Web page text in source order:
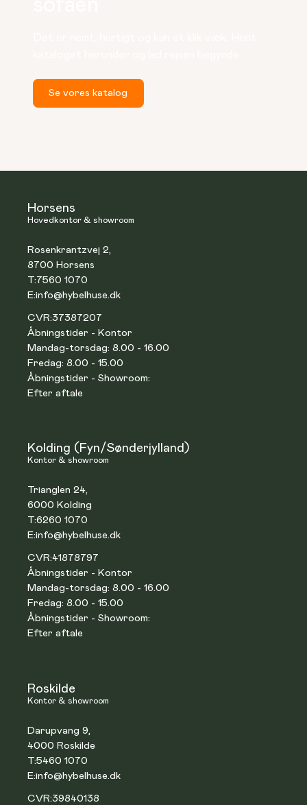
Se vores katalog
Horsens
Hovedkontor & showroom
Rosenkrantzvej 2,
8700 Horsens
T:7560 1070
E:info@hybelhuse.dk
CVR:37387207
Åbningstider - Kontor
Mandag-torsdag: 8.00 - 16.00
Fredag: 8.00 - 15.00
Åbningstider - Showroom:
Efter aftale
Kolding (Fyn/Sønderjylland)
Kontor & showroom
Trianglen 24,
6000 Kolding
T:6260 1070
E:info@hybelhuse.dk
CVR:41878797
Åbningstider - Kontor
Mandag-torsdag: 8.00 - 16.00
Fredag: 8.00 - 15.00
Åbningstider - Showroom:
Efter aftale
Roskilde
Kontor & showroom
Darupvang 9,
4000 Roskilde
T:5460 1070
E:info@hybelhuse.dk
CVR:39840138